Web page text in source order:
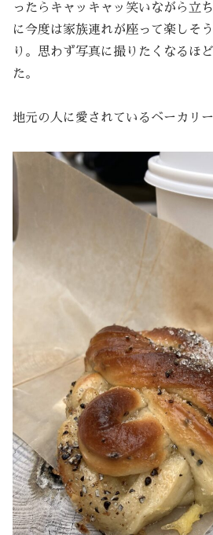
ったらキャッキャッ笑いながら立
に今度は家族連れが座って楽しそ
り。思わず写真に撮りたくなるほ
た。
地元の人に愛されているベーカリ